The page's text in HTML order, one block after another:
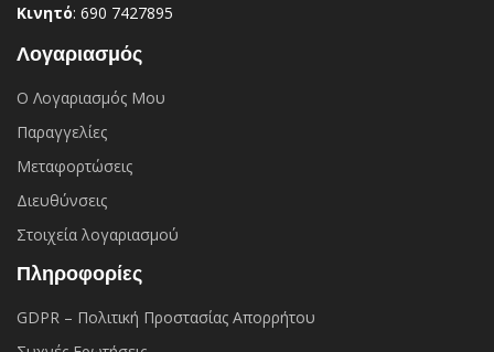
Κινητό: 690 7427895
Λογαριασμός
Ο Λογαριασμός Μου
Παραγγελίες
Μεταφορτώσεις
Διευθύνσεις
Στοιχεία λογαριασμού
Πληροφορίες
GDPR – Πολιτική Προστασίας Απορρήτου